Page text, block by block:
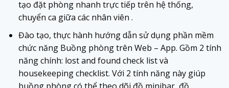
tạo đặt phòng nhanh trực tiếp trên hệ thống,
chuyển ca giữa các nhân viên .
Đào tạo, thực hành hướng dẫn sử dụng phần mềm
chức năng Buồng phòng trên Web – App. Gồm 2 tính
năng chính: lost and found check list và
housekeeping checklist. Với 2 tính năng này giúp